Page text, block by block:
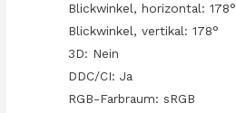
Blickwinkel, horizontal: 178°
Blickwinkel, vertikal: 178°
3D: Nein
DDC/CI: Ja
RGB-Farbraum: sRGB